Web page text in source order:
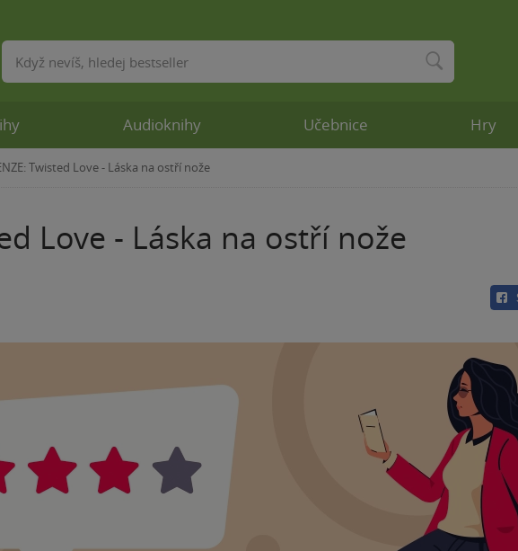
Twisted Love - Láska na ostří nože
Love - Láska na ostří nože
Audioknihy Učebnice Hry
Vyhledávání